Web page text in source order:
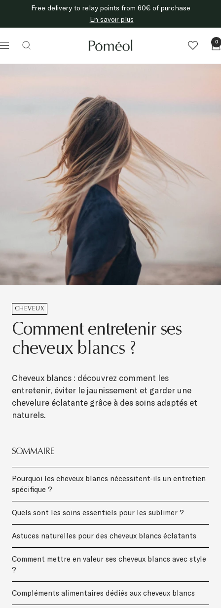
content
Free delivery to relay points from 60€ of purchase
En savoir plus
Navigation
Poméol 0
CHEVEUX
Comment entretenir ses
cheveux blancs ?
Cheveux blancs : découvrez comment les
entretenir, éviter le jaunissement et garder une
chevelure éclatante grâce à des soins adaptés et
naturels.
SOMMAIRE
Pourquoi les cheveux blancs nécessitent-ils un entretien
spécifique ?
Quels sont les soins essentiels pour les sublimer ?
Astuces naturelles pour des cheveux blancs éclatants
Comment mettre en valeur ses cheveux blancs avec style
?
Compléments alimentaires dédiés aux cheveux blancs